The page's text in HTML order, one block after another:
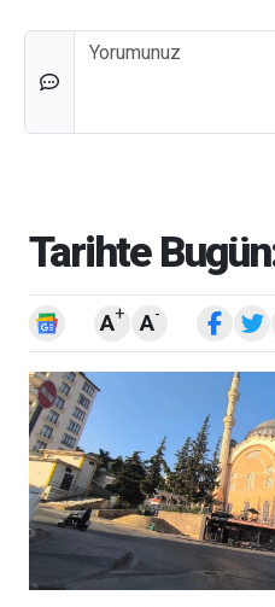
Düşünceleriniz
Tarihte
A+ A-